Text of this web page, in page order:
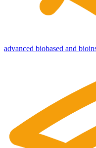
advanced biobased and